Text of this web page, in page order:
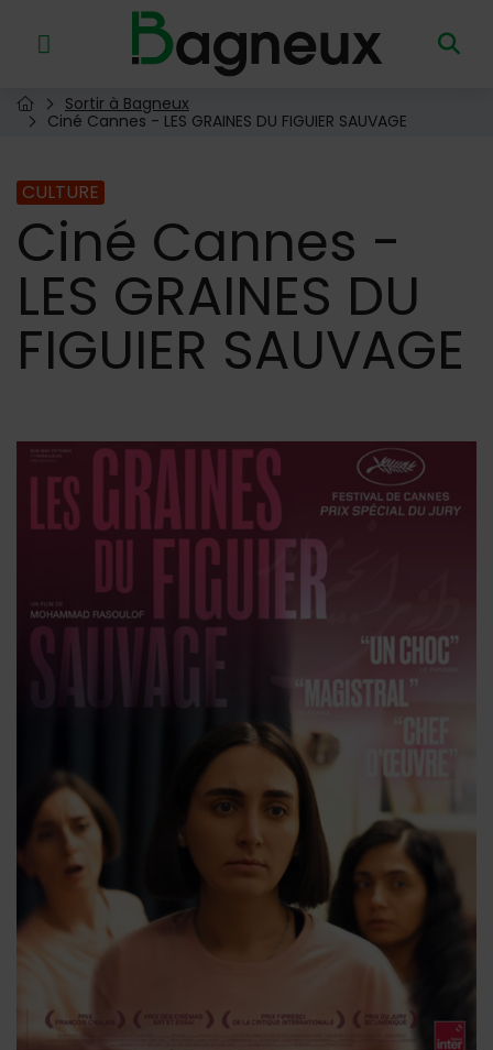
Menu de raccourcis
Retour à l'accueil
Page d'accueil du site
Sortir à Bagneux
Ciné Cannes - LES GRAINES DU FIGUIER SAUVAGE
CULTURE
Ciné Cannes -
LES GRAINES DU
FIGUIER SAUVAGE